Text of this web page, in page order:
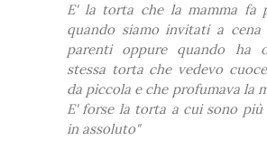
E' la torta che la mamma fa
quando siamo invitati a
parenti oppure quando ha
stessa torta che vedevo
da piccola e che profumava la
E' forse la torta a cui sono più
in assoluto"
*
*